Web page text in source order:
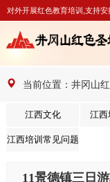
展红色教育培训,支持安排走
当前位置： 井冈山
江西文化 江西
江西培训常见问题
11景德镇三日